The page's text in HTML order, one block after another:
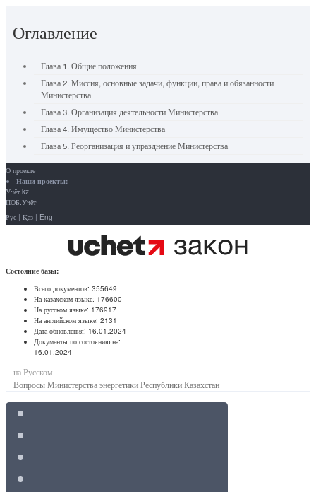
Оглавление
Глава 1. Общие положения
Глава 2. Миссия, основные задачи, функции, права и обязанности
Министерства
Глава 3. Организация деятельности Министерства
Глава 4. Имущество Министерства
Глава 5. Реорганизация и упразднение Министерства
О проекте
Наши проекты:
Учёт.kz
ПОБ.Учёт
Рус | Қаз | Eng
Состояние базы:
Всего документов: 355649
На казахском языке: 176600
На русском языке: 176917
На английском языке: 2131
Дата обновления: 16.01.2024
Документы по состоянию на:
16.01.2024
на Русском
Вопросы Министерства энергетики Республики Казахстан